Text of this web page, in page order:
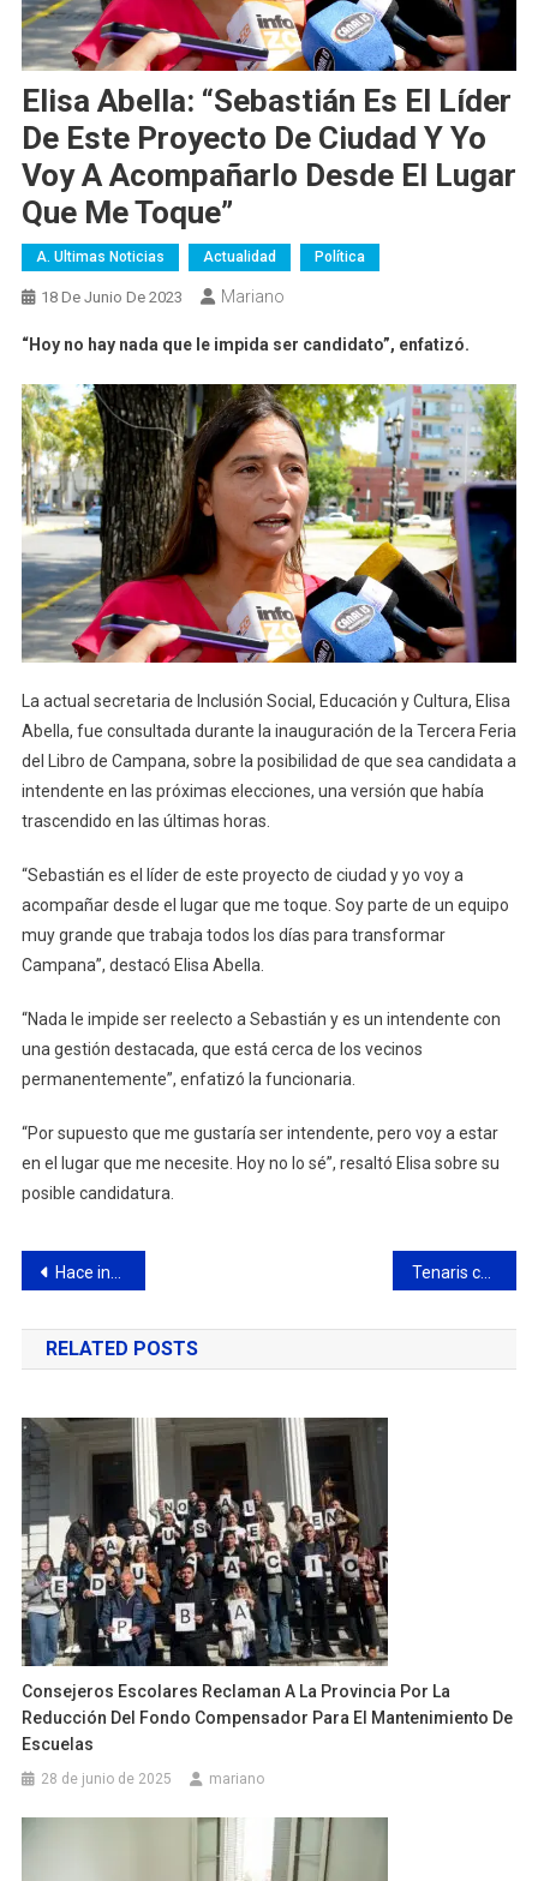
Elisa Abella: “Sebastián Es El Líder
De Este Proyecto De Ciudad Y Yo
Voy A Acompañarlo Desde El Lugar
Que Me Toque”
A. Ultimas Noticias Actualidad Política
18 De Junio De 2023 Mariano
“Hoy no hay nada que le impida ser candidato”, enfatizó.
La actual secretaria de Inclusión Social, Educación y Cultura, Elisa
Abella, fue consultada durante la inauguración de la Tercera Feria
del Libro de Campana, sobre la posibilidad de que sea candidata a
intendente en las próximas elecciones, una versión que había
trascendido en las últimas horas.
“Sebastián es el líder de este proyecto de ciudad y yo voy a
acompañar desde el lugar que me toque. Soy parte de un equipo
muy grande que trabaja todos los días para transformar
Campana”, destacó Elisa Abella.
“Nada le impide ser reelecto a Sebastián y es un intendente con
una gestión destacada, que está cerca de los vecinos
permanentemente”, enfatizó la funcionaria.
“Por supuesto que me gustaría ser intendente, pero voy a estar
en el lugar que me necesite. Hoy no lo sé”, resaltó Elisa sobre su
posible candidatura.
Navegación
de
entradas
Hace instantes: violento choque en Bv. Sarmiento frente a la plaza 1° de Mayo
RELATED POSTS
Consejeros Escolares Reclaman A La Provincia Por La
Reducción Del Fondo Compensador Para El Mantenimiento De
Escuelas
28 de junio de 2025 mariano